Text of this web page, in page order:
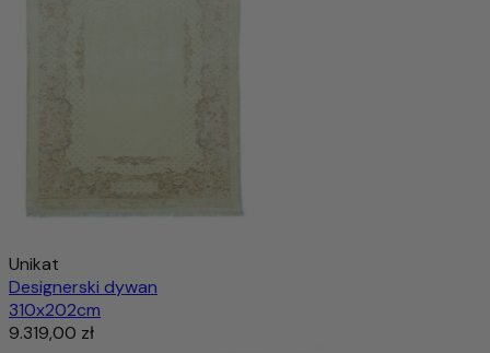
Unikat
Designerski dywan
310x202cm
9.319,00 zł